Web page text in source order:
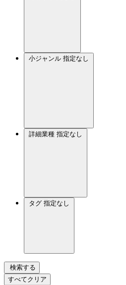
小ジャンル 指定なし
詳細業種 指定なし
タグ 指定なし
検索する
すべてクリア